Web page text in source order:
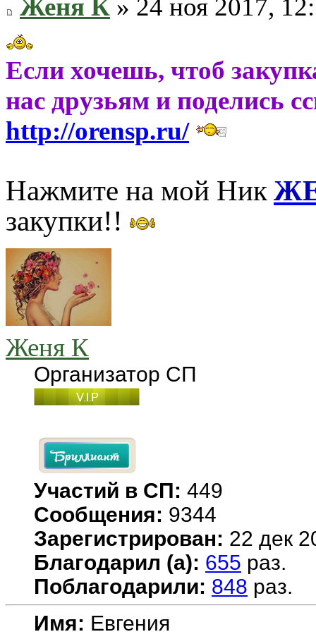
Женя К » 24 ноя 2017,
Если хочешь, чтоб
нас друзьям и поделись
http://orensp.ru/
Нажмите на мой Ник
закупки!!
Женя К
Организатор СП
Участий в СП: 449
Сообщения: 9344
Зарегистрирован: 22 дек
Благодарил (а): 655 раз.
Поблагодарили: 848 раз.
Имя: Евгения